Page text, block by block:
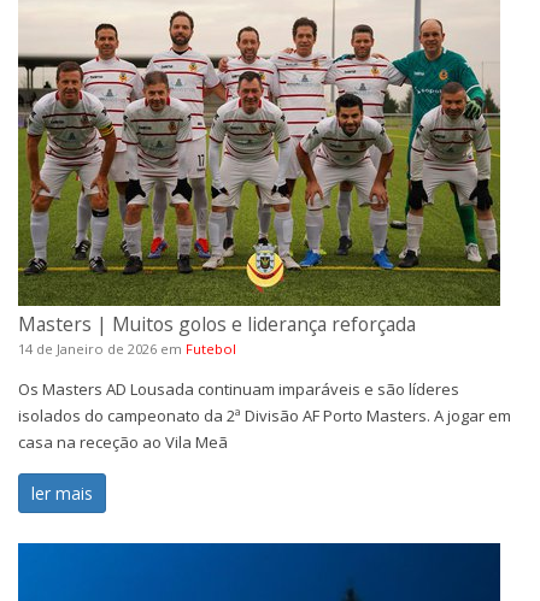
Masters | Muitos golos e liderança reforçada
14 de Janeiro de 2026 em Futebol
Os Masters AD Lousada continuam imparáveis e são líderes
isolados do campeonato da 2ª Divisão AF Porto Masters. A jogar em
casa na receção ao Vila Meã
ler mais